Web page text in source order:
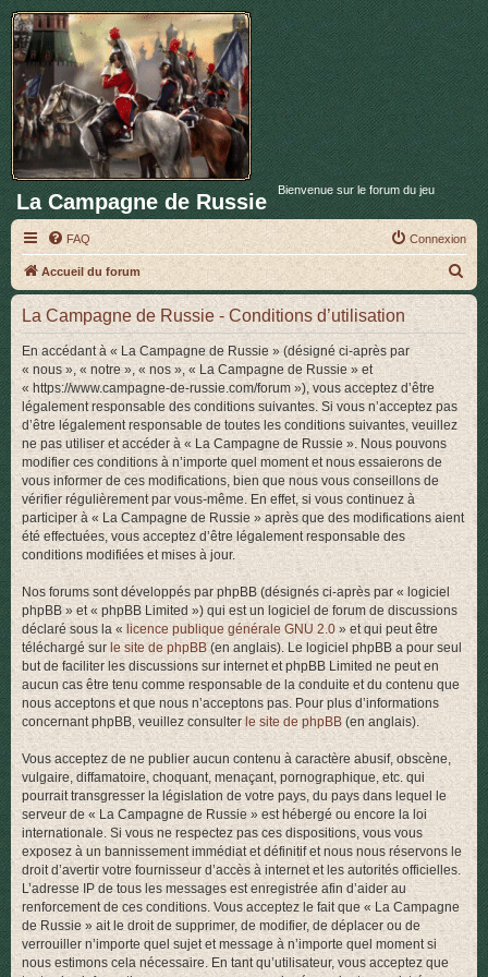
La Campagne de Russie Bienvenue sur le forum du jeu
FAQ Connexion
Accueil du forum
e
c
h
La Campagne de Russie - Conditions d’utilisation
En accédant à « La Campagne de Russie » (désigné ci-après par
« nous », « notre », « nos », « La Campagne de Russie » et
« https://www.campagne-de-russie.com/forum »), vous acceptez d’être
légalement responsable des conditions suivantes. Si vous n’acceptez pas
d’être légalement responsable de toutes les conditions suivantes, veuillez
ne pas utiliser et accéder à « La Campagne de Russie ». Nous pouvons
modifier ces conditions à n’importe quel moment et nous essaierons de
vous informer de ces modifications, bien que nous vous conseillons de
vérifier régulièrement par vous-même. En effet, si vous continuez à
participer à « La Campagne de Russie » après que des modifications aient
été effectuées, vous acceptez d’être légalement responsable des
conditions modifiées et mises à jour.
Nos forums sont développés par phpBB (désignés ci-après par « logiciel
phpBB » et « phpBB Limited ») qui est un logiciel de forum de discussions
déclaré sous la « licence publique générale GNU 2.0 » et qui peut être
téléchargé sur le site de phpBB(en anglais). Le logiciel phpBB a pour seul
but de faciliter les discussions sur internet et phpBB Limited ne peut en
aucun cas être tenu comme responsable de la conduite et du contenu que
nous acceptons et que nous n’acceptons pas. Pour plus d’informations
concernant phpBB, veuillez consulter le site de phpBB (en anglais).
Vous acceptez de ne publier aucun contenu à caractère abusif, obscène,
vulgaire, diffamatoire, choquant, menaçant, pornographique, etc. qui
pourrait transgresser la législation de votre pays, du pays dans lequel le
serveur de « La Campagne de Russie » est hébergé ou encore la loi
internationale. Si vous ne respectez pas ces dispositions, vous vous
exposez à un bannissement immédiat et définitif et nous nous réservons le
droit d’avertir votre fournisseur d’accès à internet et les autorités officielles.
L’adresse IP de tous les messages est enregistrée afin d’aider au
renforcement de ces conditions. Vous acceptez le fait que « La Campagne
de Russie » ait le droit de supprimer, de modifier, de déplacer ou de
verrouiller n’importe quel sujet et message à n’importe quel moment si
nous estimons cela nécessaire. En tant qu’utilisateur, vous acceptez que